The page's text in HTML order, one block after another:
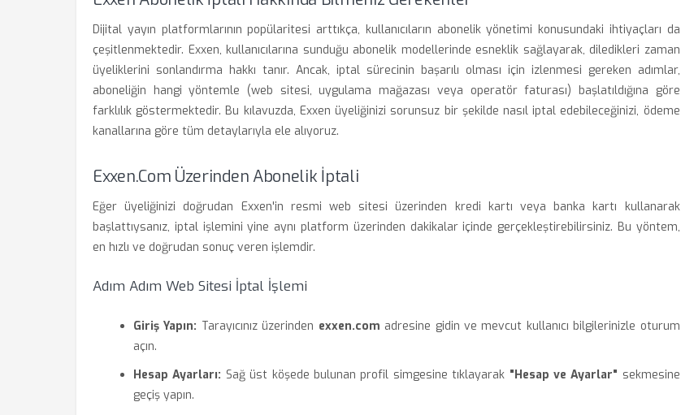
Dijital yayın platformlarının popülaritesi arttıkça, kullanıcıların abonelik yönetimi konusundaki ihtiyaçları da
çeşitlenmektedir. Exxen, kullanıcılarına sunduğu abonelik modellerinde esneklik sağlayarak, diledikleri zaman
üyeliklerini sonlandırma hakkı tanır. Ancak, iptal sürecinin başarılı olması için izlenmesi gereken adımlar,
aboneliğin hangi yöntemle (web sitesi, uygulama mağazası veya operatör faturası) başlatıldığına göre
farklılık göstermektedir. Bu kılavuzda, Exxen üyeliğinizi sorunsuz bir şekilde nasıl iptal edebileceğinizi, ödeme
kanallarına göre tüm detaylarıyla ele alıyoruz.
Exxen.com Üzerinden Abonelik İptali
Eğer üyeliğinizi doğrudan Exxen'in resmi web sitesi üzerinden kredi kartı veya banka kartı kullanarak
başlattıysanız, iptal işlemini yine aynı platform üzerinden dakikalar içinde gerçekleştirebilirsiniz. Bu yöntem,
en hızlı ve doğrudan sonuç veren işlemdir.
Adım Adım Web Sitesi İptal İşlemi
Giriş Yapın: Tarayıcınız üzerinden exxen.com adresine gidin ve mevcut kullanıcı bilgilerinizle oturum
açın.
Hesap Ayarları: Sağ üst köşede bulunan profil simgesine tıklayarak "Hesap ve Ayarlar" sekmesine
geçiş yapın.